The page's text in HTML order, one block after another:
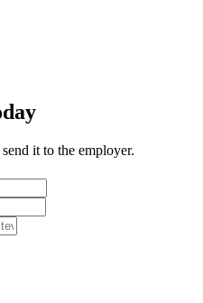
it to the employer.